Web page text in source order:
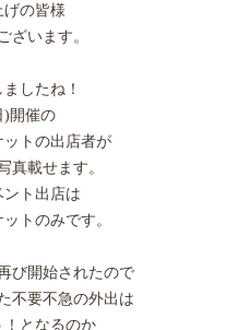
げの皆様
ざいます。
したね！
)開催の
ットの出店者が
真載せます。
ント出店は
トのみです。
び開始されたので
不要不急の外出は
となるのか